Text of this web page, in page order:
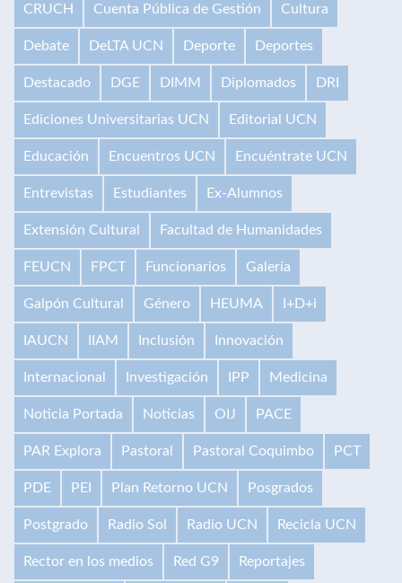
CRUCH Cuenta Pública de Gestión Cultura
Debate DeLTA UCN Deporte Deportes
Destacado DGE DIMM Diplomados DRI
Ediciones Universitarias UCN Editorial UCN
Educación Encuentros UCN Encuéntrate UCN
Entrevistas Estudiantes Ex-Alumnos
Extensión Cultural Facultad de Humanidades
FEUCN FPCT Funcionarios Galería
Galpón Cultural Género HEUMA I+D+i
IAUCN IIAM Inclusión Innovación
Internacional Investigación IPP Medicina
Noticia Portada Noticias OIJ PACE
PAR Explora Pastoral Pastoral Coquimbo PCT
PDE PEI Plan Retorno UCN Posgrados
Postgrado Radio Sol Radio UCN Recicla UCN
Rector en los medios Red G9 Reportajes